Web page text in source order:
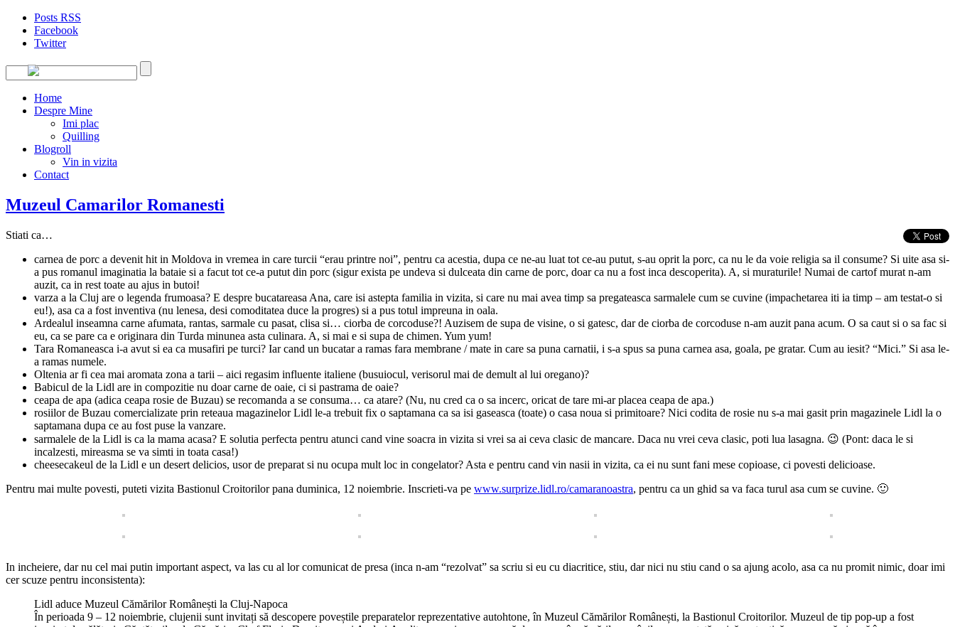
Posts RSS
Facebook
Twitter
Home
Despre Mine
Imi plac
Quilling
Blogroll
Vin in vizita
Contact
Muzeul Camarilor Romanesti
Stiati ca…
carnea de porc a devenit hit in Moldova in vremea in care turcii “erau printre noi”, pentru ca acestia, dupa ce ne-au luat tot ce-au putut, s-au oprit la porc, ca nu le da voie religia sa il consume? Si uite asa si-
a pus romanul imaginatia la bataie si a facut tot ce-a putut din porc (sigur exista pe undeva si dulceata din carne de porc, doar ca nu a fost inca descoperita). A, si muraturile! Numai de cartof murat n-am
auzit, ca in rest toate au ajus in butoi!
varza a la Cluj are o legenda frumoasa? E despre bucatareasa Ana, care isi astepta familia in vizita, si care nu mai avea timp sa pregateasca sarmalele cum se cuvine (impachetarea iti ia timp – am testat-o si
eu!), asa ca a fost inventiva (nu lenesa, desi comoditatea duce la progres) si a pus totul impreuna in oala.
Ardealul inseamna carne afumata, rantas, sarmale cu pasat, clisa si… ciorba de corcoduse?! Auzisem de supa de visine, o si gatesc, dar de ciorba de corcoduse n-am auzit pana acum. O sa caut si o sa fac si
eu, ca se pare ca e originara din Turda minunea asta culinara. A, si mai e si supa de chimen. Yum yum!
Tara Romaneasca i-a avut si ea ca musafiri pe turci? Iar cand un bucatar a ramas fara membrane / mate in care sa puna carnatii, i s-a spus sa puna carnea asa, goala, pe gratar. Cum au iesit? “Mici.” Si asa le-
a ramas numele.
Oltenia ar fi cea mai aromata zona a tarii – aici regasim influente italiene (busuiocul, verisorul mai de demult al lui oregano)?
Babicul de la Lidl are in compozitie nu doar carne de oaie, ci si pastrama de oaie?
ceapa de apa (adica ceapa rosie de Buzau) se recomanda a se consuma… ca atare? (Nu, nu cred ca o sa incerc, oricat de tare mi-ar placea ceapa de apa.)
rosiilor de Buzau comercializate prin reteaua magazinelor Lidl le-a trebuit fix o saptamana ca sa isi gaseasca (toate) o casa noua si primitoare? Nici codita de rosie nu s-a mai gasit prin magazinele Lidl la o
saptamana dupa ce au fost puse la vanzare.
sarmalele de la Lidl is ca la mama acasa? E solutia perfecta pentru atunci cand vine soacra in vizita si vrei sa ai ceva clasic de mancare. Daca nu vrei ceva clasic, poti lua lasagna. 😉 (Pont: daca le si
incalzesti, mireasma se va simti in toata casa!)
cheesecakeul de la Lidl e un desert delicios, usor de preparat si nu ocupa mult loc in congelator? Asta e pentru cand vin nasii in vizita, ca ei nu sunt fani mese copioase, ci povesti delicioase.
Pentru mai multe povesti, puteti vizita Bastionul Croitorilor pana duminica, 12 noiembrie. Inscrieti-va pe www.surprize.lidl.ro/camaranoastra, pentru ca un ghid sa va faca turul asa cum se cuvine. 🙂
In incheiere, dar nu cel mai putin important aspect, va las cu al lor comunicat de presa (inca n-am “rezolvat” sa scriu si eu cu diacritice, stiu, dar nici nu stiu cand o sa ajung acolo, asa ca nu promit nimic, doar imi
cer scuze pentru inconsistenta):
Lidl aduce Muzeul Cămărilor Românești la Cluj-Napoca
În perioada 9 – 12 noiembrie, clujenii sunt invitați să descopere poveștile preparatelor reprezentative autohtone, în Muzeul Cămărilor Românești, la Bastionul Croitorilor. Muzeul de tip pop-up a fost